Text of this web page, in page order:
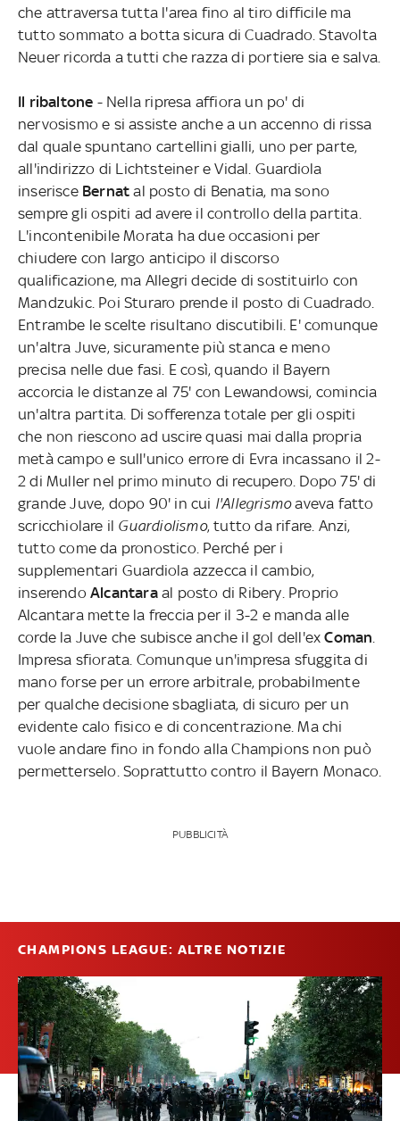
che attraversa tutta l'area fino al tiro difficile ma
tutto sommato a botta sicura di Cuadrado. Stavolta
Neuer ricorda a tutti che razza di portiere sia e salva.
Il ribaltone - Nella ripresa affiora un po' di
nervosismo e si assiste anche a un accenno di rissa
dal quale spuntano cartellini gialli, uno per parte,
all'indirizzo di Lichtsteiner e Vidal. Guardiola
inserisce Bernatal posto di Benatia, ma sono
sempre gli ospiti ad avere il controllo della partita.
L'incontenibile Morata ha due occasioni per
chiudere con largo anticipo il discorso
qualificazione, ma Allegri decide di sostituirlo con
Mandzukic. Poi Sturaro prende il posto di Cuadrado.
Entrambe le scelte risultano discutibili. E' comunque
un'altra Juve, sicuramente più stanca e meno
precisa nelle due fasi. E così, quando il Bayern
accorcia le distanze al 75' con Lewandowsi, comincia
un'altra partita. Di sofferenza totale per gli ospiti
che non riescono ad uscire quasi mai dalla propria
metà campo e sull'unico errore di Evra incassano il 2-
2 di Muller nel primo minuto di recupero. Dopo 75' di
grande Juve, dopo 90' in cui l'Allegrismoaveva fatto
scricchiolare il Guardiolismo, tutto da rifare. Anzi,
tutto come da pronostico. Perché per i
supplementari Guardiola azzecca il cambio,
inserendo Alcantara al posto di Ribery. Proprio
Alcantara mette la freccia per il 3-2 e manda alle
corde la Juve che subisce anche il gol dell'exComan
Impresa sfiorata. Comunque un'impresa sfuggita di
mano forse per un errore arbitrale, probabilmente
per qualche decisione sbagliata, di sicuro per un
evidente calo fisico e di concentrazione. Ma chi
vuole andare fino in fondo alla Champions non può
permetterselo. Soprattutto contro il Bayern Monaco.
PUBBLICITÀ
CHAMPIONS LEAGUE: ALTRE NOTIZIE